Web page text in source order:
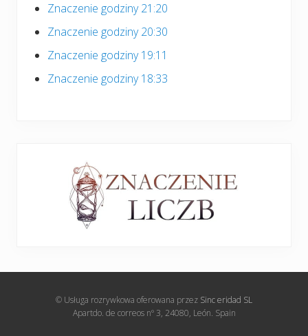
Znaczenie godziny 21:20
Znaczenie godziny 20:30
Znaczenie godziny 19:11
Znaczenie godziny 18:33
© Usługa rozrywkowa oferowana przez Sinc eridad SL
Apartdo. de correos nº 3, 24080, León. Spain